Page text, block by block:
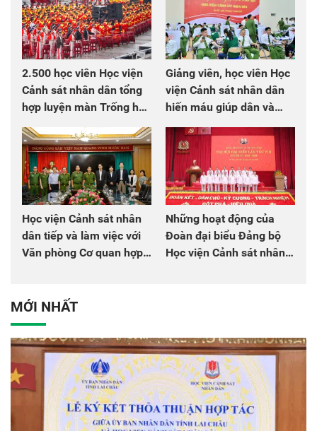
2.500 học viên Học viện
Cảnh sát nhân dân tổng
hợp luyện màn Trống hội
chào mừng Đại hội Đảng
Giảng viên, học viên Học
viện Cảnh sát nhân dân
hiến máu giúp dân và
đồng đội
Học viện Cảnh sát nhân
dân tiếp và làm việc với
Văn phòng Cơ quan hợp
Những hoạt động của
Đoàn đại biểu Đảng bộ
Học viện Cảnh sát nhân
MỚI NHẤT